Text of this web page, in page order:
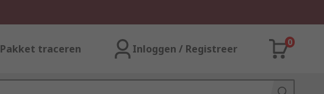
Pakket traceren Inloggen / Registreer
0